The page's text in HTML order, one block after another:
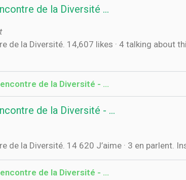
de la Diversité ...
de la Diversité. 14,607 likes · 4 talking about
de la Diversité - …
de la Diversité - …
la Diversité. 14 620 J’aime · 3 en parlent.
de la Diversité - …